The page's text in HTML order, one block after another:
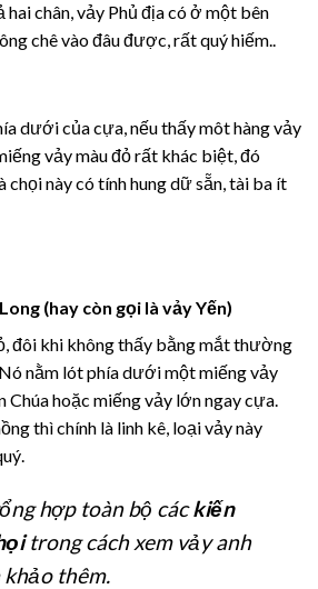
chân, vảy Phủ địa có ở một bên
chê vào đâu được, rất quý hiếm..
dưới của cựa, nếu thấy môt hàng vảy
vảy màu đỏ rất khác biệt, đó
chọi này có tính hung dữ sẵn, tài ba ít
(hay còn gọi là vảy Yến)
đôi khi không thấy bằng mắt thường
nằm lót phía dưới một miếng vảy
hoặc miếng vảy lớn ngay cựa.
thì chính là linh kê, loại vảy này
hợp toàn bộ cáckiến
trong cách xem vảy anh
thêm.